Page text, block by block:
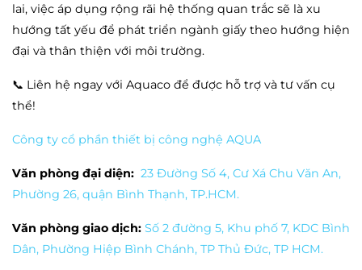
lai, việc áp dụng rộng rãi hệ thống quan trắc sẽ là xu
hướng tất yếu để phát triển ngành giấy theo hướng hiện
đại và thân thiện với môi trường.
📞 Liên hệ ngay với Aquaco để được hỗ trợ và tư vấn cụ
thể!
Công ty cổ phần thiết bị công nghệ AQUA
Văn phòng đại diện: 23 Đường Số 4, Cư Xá Chu Văn An,
Phường 26, quận Bình Thạnh, TP.HCM.
Văn phòng giao dịch: Số 2 đường 5, Khu phố 7, KDC Bình
Dân, Phường Hiệp Bình Chánh, TP Thủ Đức, TP HCM.